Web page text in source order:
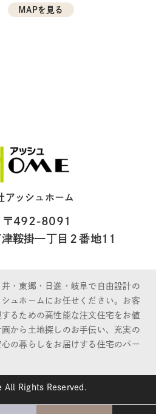
MAPを見る
アッシュホーム
〒492-8091
鞍掛一丁目２番地11
・東郷・日進・岐阜で自由設計の
ュホームにお任せください。お客
るための高性能な注文住宅をお値
から土地探しのお手伝い、充実の
の暮らしをお届けする住宅のパー
Rights Reserved.